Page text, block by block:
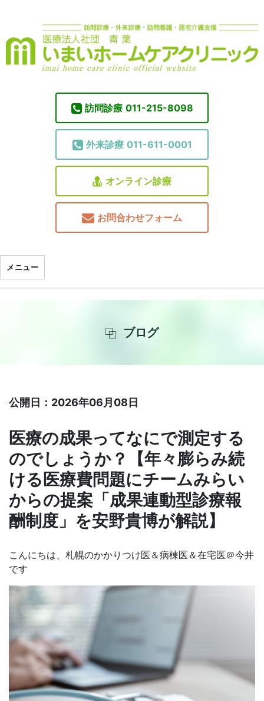
訪問診療 011-215-8098
外来診療 011-611-0001
オンライン診療
お問合わせフォーム
メニュー
ブログ
公開日：2026年06月08日
医療の成果ってなにで測定する
のでしょうか？【年々膨らみ続
ける医療費問題にチームみらい
からの提案「成果連動型診療報
酬制度」を安野貴博が解説】
こんにちは、札幌のかかりつけ医＆病棟医＆在宅医＠今井
です